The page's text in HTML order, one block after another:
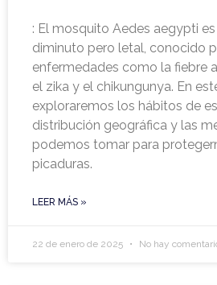
: El mosquito Aedes aegypti
diminuto pero letal, conocido
enfermedades como la fiebre
el zika y el chikungunya. En
exploraremos los hábitos de
distribución geográfica y las
podemos tomar para
picaduras.
LEER MÁS »
22 de enero de 2025 No hay